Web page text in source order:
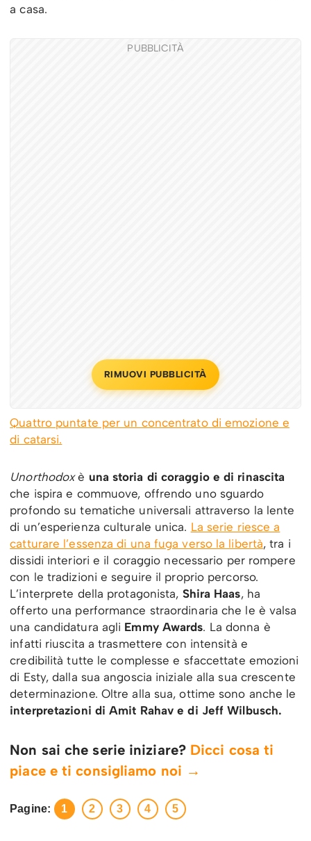
a casa.
PUBBLICITÀ
RIMUOVI PUBBLICITÀ
Quattro puntate per un concentrato di emozione e
di catarsi.
Unorthodoxè una storia di coraggio e di rinascita
che ispira e commuove, offrendo uno sguardo
profondo su tematiche universali attraverso la lente
di un’esperienza culturale unica. La serie riesce a
catturare l’essenza di una fuga verso la libertà, tra i
dissidi interiori e il coraggio necessario per rompere
con le tradizioni e seguire il proprio percorso.
L’interprete della protagonista, Shira Haas, ha
offerto una performance straordinaria che le è valsa
una candidatura agli Emmy Awards. La donna è
infatti riuscita a trasmettere con intensità e
credibilità tutte le complesse e sfaccettate emozioni
di Esty, dalla sua angoscia iniziale alla sua crescente
determinazione. Oltre alla sua, ottime sono anche le
interpretazioni di Amit Rahav e di Jeff Wilbusch.
Non sai che serie iniziare? Dicci cosa ti
piace e ti consigliamo noi →
Pagine: 1 2 3 4 5